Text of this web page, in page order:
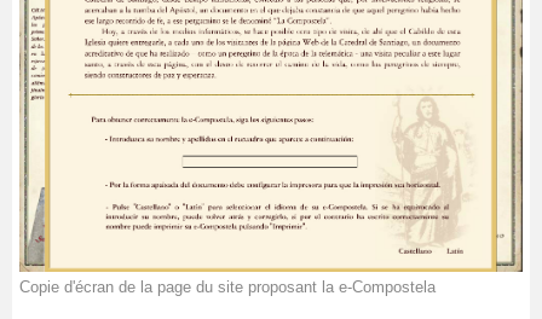
Copie d'écran de la page du site proposant la e-Compostela